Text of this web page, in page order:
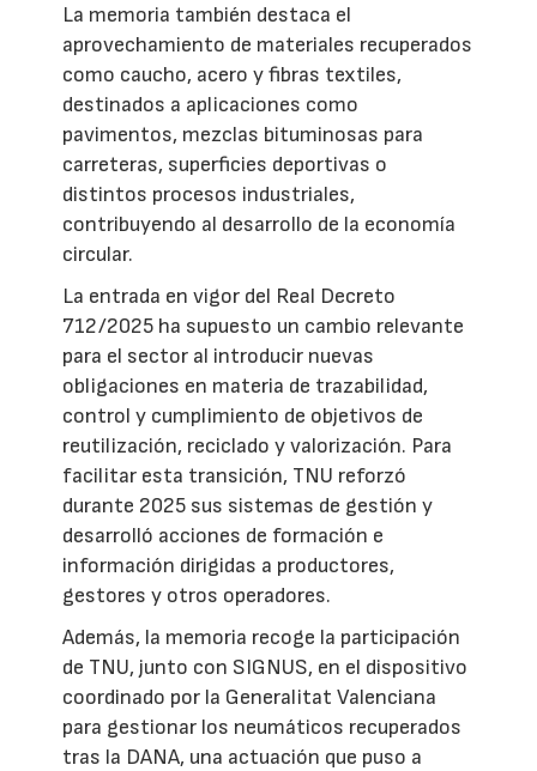
La memoria también destaca el
aprovechamiento de materiales recuperados
como caucho, acero y fibras textiles,
destinados a aplicaciones como
pavimentos, mezclas bituminosas para
carreteras, superficies deportivas o
distintos procesos industriales,
contribuyendo al desarrollo de la economía
circular.
La entrada en vigor del Real Decreto
712/2025 ha supuesto un cambio relevante
para el sector al introducir nuevas
obligaciones en materia de trazabilidad,
control y cumplimiento de objetivos de
reutilización, reciclado y valorización. Para
facilitar esta transición, TNU reforzó
durante 2025 sus sistemas de gestión y
desarrolló acciones de formación e
información dirigidas a productores,
gestores y otros operadores.
Además, la memoria recoge la participación
de TNU, junto con SIGNUS, en el dispositivo
coordinado por la Generalitat Valenciana
para gestionar los neumáticos recuperados
tras la DANA, una actuación que puso a